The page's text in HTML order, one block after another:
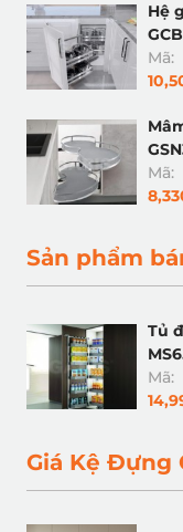
Hệ
Mã:
Mã:
Sản phẩm
Tủ
Mã:
Giá Kệ Đựng